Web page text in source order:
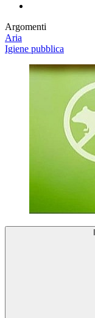
Argomenti
Aria
Igiene pubblica